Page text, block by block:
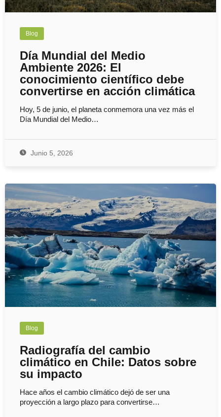
Blog
Día Mundial del Medio
Ambiente 2026: El
conocimiento científico debe
convertirse en acción climática
Hoy, 5 de junio, el planeta conmemora una vez más el
Día Mundial del Medio…
Junio 5, 2026
Blog
Radiografía del cambio
climático en Chile: Datos sobre
su impacto
Hace años el cambio climático dejó de ser una
proyección a largo plazo para convertirse…